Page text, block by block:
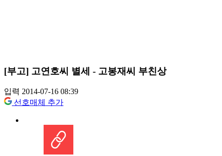
[부고] 고연호씨 별세 - 고봉재씨 부친상
입력 2014-07-16 08:39
선호매체 추가